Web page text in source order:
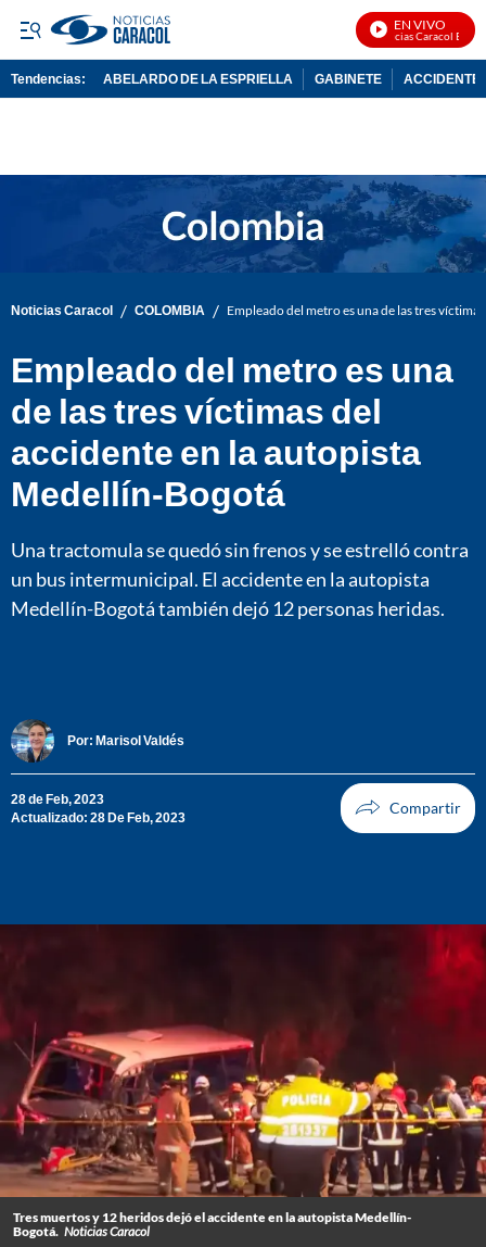
EN VIVO
Noticias Caracol En Vivo
Tendencias: ABELARDO DE LA ESPRIELLA GABINETE ACCIDENTE
Noticias Caracol / COLOMBIA / Empleado del metro es una de las tres
Empleado del metro es una
de las tres víctimas del
accidente en la autopista
Medellín-Bogotá
Una tractomula se quedó sin frenos y se estrelló contra
un bus intermunicipal. El accidente en la autopista
Medellín-Bogotá también dejó 12 personas heridas.
Por: Marisol Valdés
28 de Feb, 2023
Actualizado: 28 De Feb, 2023
Tres muertos y 12 heridos dejó el accidente en la autopista Medellín-
Bogotá. Noticias Caracol